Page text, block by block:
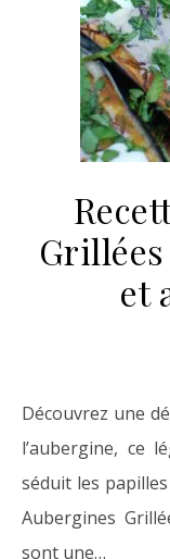
Grillées
et
Découvrez une délicieuse recette mettant à l’honneur
l’aubergine, ce
séduit les
Aubergines
sont une…